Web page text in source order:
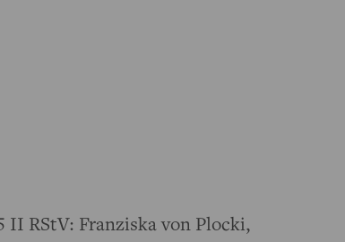
RStV: Franziska von Plocki,